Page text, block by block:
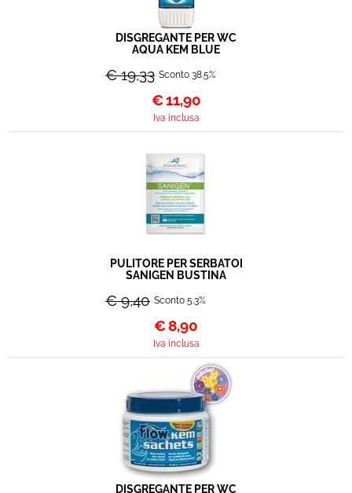
DISGREGANTE PER WC
AQUA KEM BLUE
€ 19,33 Sconto 38.5%
€11,90
Iva inclusa
PULITORE PER SERBATOI
SANIGEN BUSTINA
€ 9,40 Sconto 5.3%
€8,90
Iva inclusa
DISGREGANTE PER WC